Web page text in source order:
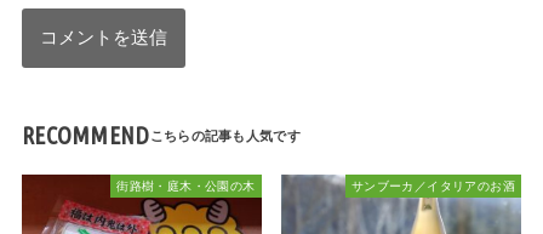
RECOMMEND
街路樹・庭木・公園の木 サンブーカ／イタリアのお酒